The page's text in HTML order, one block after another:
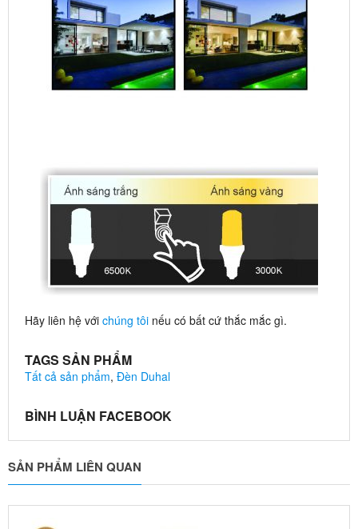
Hãy liên hệ với chúng tôi nếu có bất cứ thắc mắc gì.
TAGS SẢN PHẨM
Tất cả sản phẩm, Đèn Duhal
BÌNH LUẬN FACEBOOK
SẢN PHẨM LIÊN QUAN